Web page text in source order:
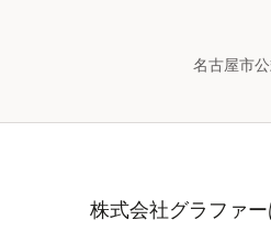
名古屋市
株式会社グラファ